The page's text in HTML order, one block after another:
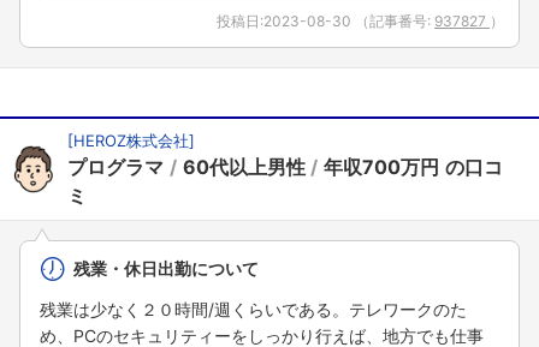
投稿日:2023-08-30 （記事番号: 937827 ）
[HEROZ株式会社]
プログラマ 60代以上男性 年収700万円
残業・休日出勤について
残業は少なく２０時間/週くらいである。テレワークのた
め、PCのセキュリティーをしっかり行えば、地方でも仕事